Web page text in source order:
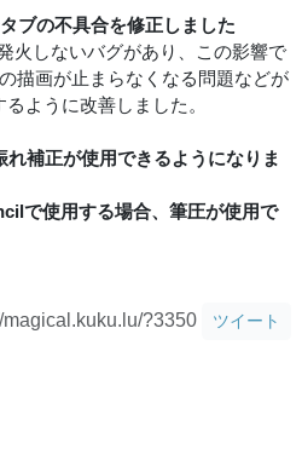
ブの不具合を修正しました
火しないバグがあり、この影響で
描画が止まらなくなる問題などが
ように改善しました。
れ補正が使用できるようになりま
で使用する場合、筆圧が使用で
magical.kuku.lu/?3350 ツイート